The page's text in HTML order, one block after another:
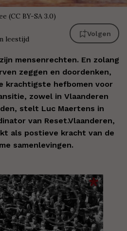
(CC BY-SA 3.0)
leestijd
Volgen
mensenrechten. En zolang
zeggen en doordenken,
krachtigste hefbomen voor
zowel in Vlaanderen
stelt Luc Maertens in
van Reset.Vlaanderen,
als postieve kracht van de
samenlevingen.